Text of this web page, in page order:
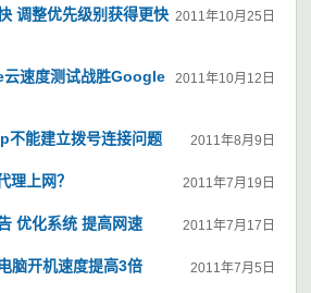
2011年10月25日
调整优先级别获得更快
2011年10月12日
速度测试战胜Google
2011年8月9日
能建立拨号连接问题
2011年7月19日
理上网？
2011年7月17日
优化系统 提高网速
2011年7月5日
脑开机速度提高3倍